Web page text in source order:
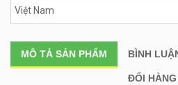
Việt Nam
MÔ TẢ SẢN PHẨM BÌNH
ĐỔI HÀNG